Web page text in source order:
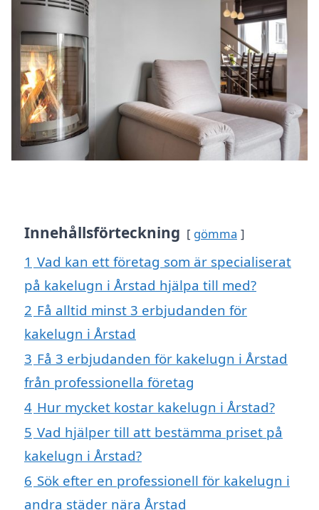
Innehållsförteckning gömma
1 Vad kan ett företag som är specialiserat
på kakelugn i Årstad hjälpa till med?
2 Få alltid minst 3 erbjudanden för
kakelugn i Årstad
3 Få 3 erbjudanden för kakelugn i Årstad
från professionella företag
4 Hur mycket kostar kakelugn i Årstad?
5 Vad hjälper till att bestämma priset på
kakelugn i Årstad?
6 Sök efter en professionell för kakelugn i
andra städer nära Årstad